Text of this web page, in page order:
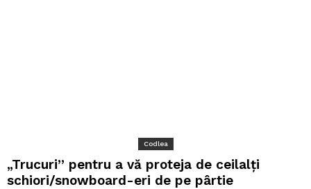
Codlea
„Trucuri” pentru a vă proteja de ceilalți
schiori/snowboard-eri de pe pârtie